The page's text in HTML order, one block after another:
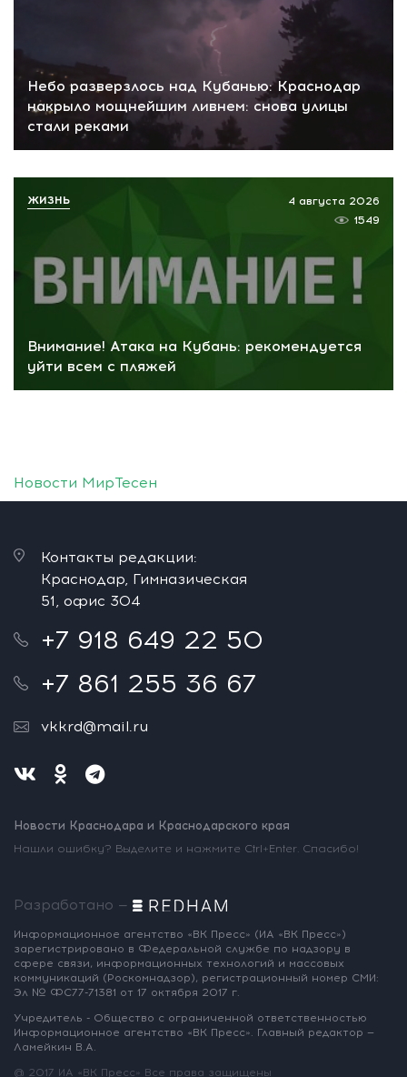
Небо разверзлось над Кубанью: Краснодар
накрыло мощнейшим ливнем: снова улицы
стали реками
Внимание! Атака на Кубань: рекомендуется
уйти всем с пляжей
4 августа 2026
1549
ЖИЗНЬ
Новости МирТесен
Контакты редакции:
Краснодар, Гимназическая
51, офис 304
+7 918 649 22 50
+7 861 255 36 67
vkkrd@mail.ru
Новости Краснодара и Краснодарского края
Нашли ошибку? Выделите и нажмите Ctrl+Enter. Спасибо!
Разработано —
Информационное агентство «ВК Пресс» (ИА «ВК Пресс»)
зарегистрировано в Федеральной службе по надзору в
сфере связи, информационных технологий и массовых
коммуникаций (Роскомнадзор), регистрационный номер СМИ:
Эл № ФС77-71381 от 17 октября 2017 г.
Учредитель - Общество с ограниченной ответственностью
Информационное агентство «ВК Пресс». Главный редактор —
Ламейкин В.А.
@ 2017 ИА «ВК Пресс» Все права защищены